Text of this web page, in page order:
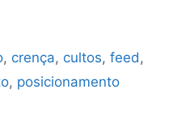
, crença, cultos,feed ,
, posicionamento